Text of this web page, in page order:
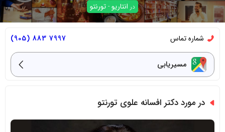
در انتاریو - تورنتو
شماره تماس 7997 883 (905)
مسیریابی
در مورد دکتر افسانه علوی تورنتو